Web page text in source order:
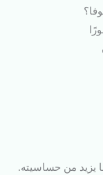
يزيد من حساسيته.